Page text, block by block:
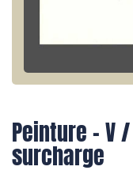
Peinture - V
surcharge